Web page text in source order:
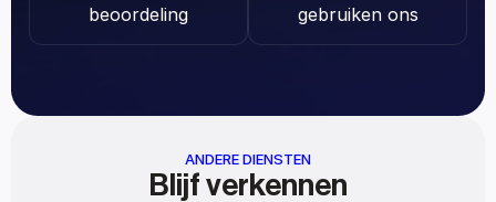
beoordeling
gebruiken ons
ANDERE DIENSTEN
Blijf verkennen